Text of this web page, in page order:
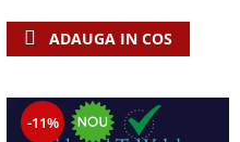
ADAUGA IN COS
-11%